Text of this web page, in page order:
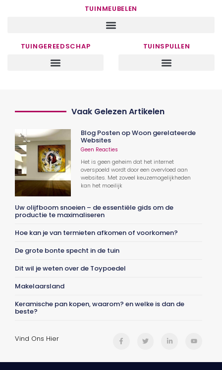
TUINMEUBELEN
TUINGEREEDSCHAP TUINSPULLEN
Vaak Gelezen Artikelen
Blog Posten op Woon gerelateerde
Websites
Geen Reacties
Het is geen geheim dat het internet
overspoeld wordt door een overvloed aan
websites. Met zoveel keuzemogelijkheden
kan het moeilijk
Uw olijfboom snoeien – de essentiële gids om de
productie te maximaliseren
Hoe kan je van termieten afkomen of voorkomen?
De grote bonte specht in de tuin
Dit wil je weten over de Toypoedel
Makelaarsland
Keramische pan kopen, waarom? en welke is dan de
beste?
Vind Ons Hier